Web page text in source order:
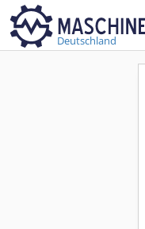
Deutschland